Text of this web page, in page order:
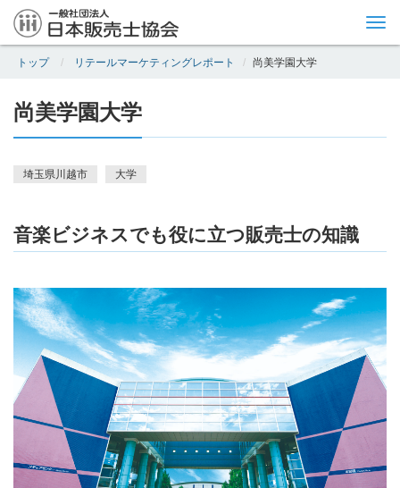
トップ リテールマーケティングレポート 尚美学園大学
尚美学園大学
埼玉県川越市 大学
音楽ビジネスでも役に立つ販売士の知識